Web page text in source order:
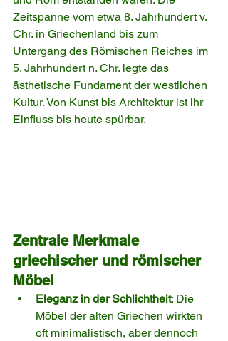
Zeitspanne vom etwa 8. Jahrhundert v.
Chr. in Griechenland bis zum
Untergang des Römischen Reiches im
5. Jahrhundert n. Chr. legte das
ästhetische Fundament der westlichen
Kultur. Von Kunst bis Architektur ist ihr
Einfluss bis heute spürbar.
Zentrale Merkmale
griechischer und römischer
Möbel
Eleganz in der Schlichtheit: Die
Möbel der alten Griechen wirkten
oft minimalistisch, aber dennoch